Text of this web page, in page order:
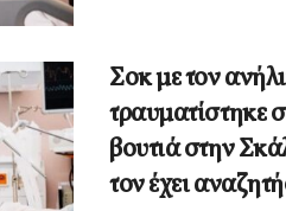
Σοκ με τον
τραυματίστηκε
βουτιά στην
τον έχει